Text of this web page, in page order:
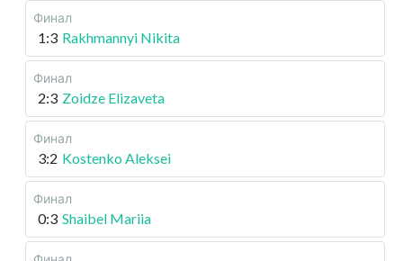
Финал
1:3 Rakhmannyi Nikita
Финал
2:3 Zoidze Elizaveta
Финал
3:2 Kostenko Aleksei
Финал
0:3 Shaibel Mariia